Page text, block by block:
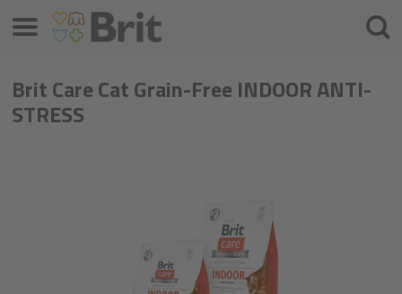
Brit Care Cat Grain-Free INDOOR ANTI-
STRESS
Menü